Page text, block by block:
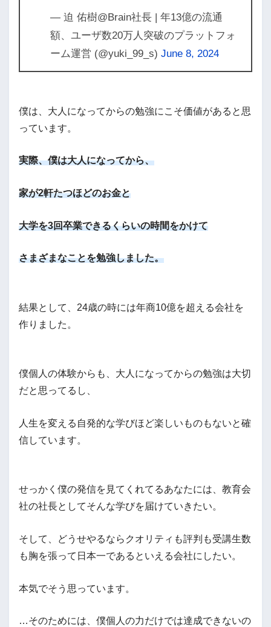
— 迫 佑樹@Brain社長 | 年13億の流通
額、ユーザ数20万人突破のプラットフォ
ーム運営 (@yuki_99_s) June 8, 2024
僕は、大人になってからの勉強にこそ価値があると思
っています。
実際、僕は大人になってから、
家が2軒たつほどのお金と
大学を3回卒業できるくらいの時間をかけて
さまざまなことを勉強しました。
結果として、24歳の時には年商10億を超える会社を
作りました。
僕個人の体験からも、大人になってからの勉強は大切
だと思ってるし、
人生を変える自発的な学びほど楽しいものもないと確
信しています。
せっかく僕の発信を見てくれてるあなたには、教育会
社の社長としてそんな学びを届けていきたい。
そして、どうせやるならクオリティも評判も受講生数
も胸を張って日本一であるといえる会社にしたい。
本気でそう思っています。
…そのためには、僕個人の力だけでは達成できないの